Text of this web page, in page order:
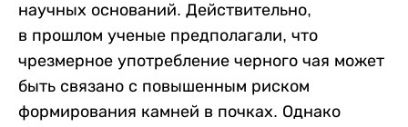
научных оснований. Действительно,
в прошлом ученые предполагали, что
чрезмерное употребление черного чая может
быть связано с повышенным риском
формирования камней в почках. Однако